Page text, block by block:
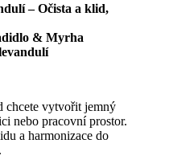
– Očista a klid,
& Myrha
chcete vytvořit jemný
nebo pracovní prostor.
a harmonizace do